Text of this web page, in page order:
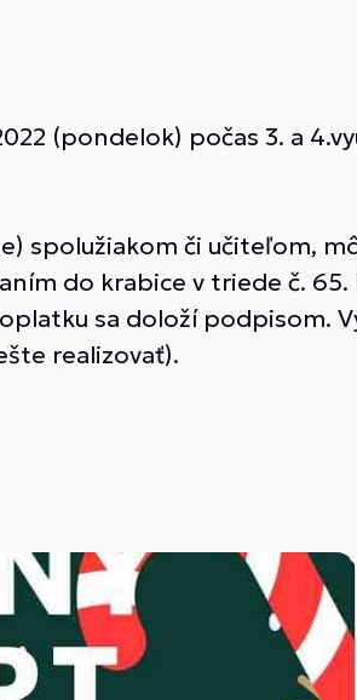
(pondelok) počas 3. a
spolužiakom či učiteľom,
do krabice v triede č.
sa doloží podpisom.
realizovať).